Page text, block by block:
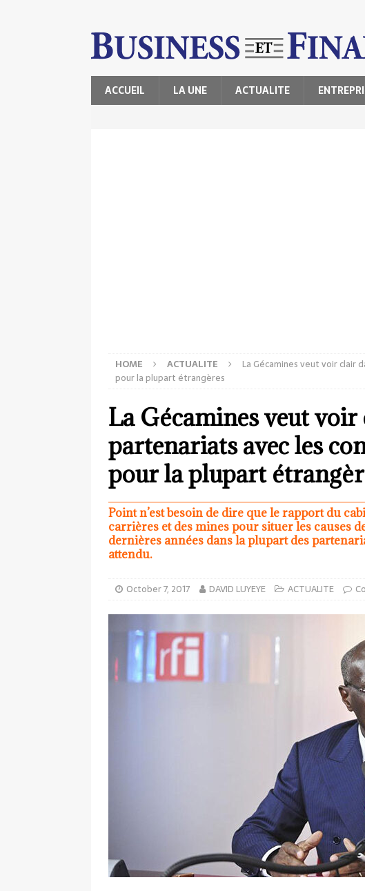
ACCUEIL LA UNE ACTUALITE
HOME ACTUALITE
La Gécamines veut voir clair
pour la plupart étrangères
La Gécamines veut voir
partenariats avec les
pour la plupart
Point n’est besoin de dire que le rapport du
carrières et des mines pour situer les causes
dernières années dans la plupart des
attendu.
October 7, 2017 DAVID LUYEYE ACTUALITE